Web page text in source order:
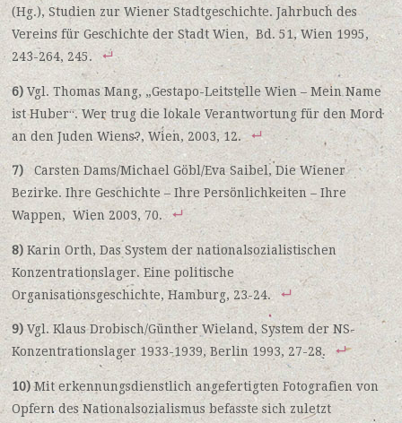
(Hg.), Studien zur Wiener Stadtgeschichte. Jahrbuch des
Vereins für Geschichte der Stadt Wien, Bd. 51, Wien 1995,
243-264, 245.
6) Vgl. Thomas Mang, „Gestapo-Leitstelle Wien – Mein Name
ist Huber“. Wer trug die lokale Verantwortung für den Mord
an den Juden Wiens?, Wien, 2003, 12.
7)Carsten Dams/Michael Göbl/Eva Saibel, Die Wiener
Bezirke. Ihre Geschichte – Ihre Persönlichkeiten – Ihre
Wappen, Wien 2003, 70.
8) Karin Orth, Das System der nationalsozialistischen
Konzentrationslager. Eine politische
Organisationsgeschichte, Hamburg, 23-24.
9) Vgl. Klaus Drobisch/Günther Wieland, System der NS-
Konzentrationslager 1933-1939, Berlin 1993, 27-28.
10)Mit erkennungsdienstlich angefertigten Fotografien von
Opfern des Nationalsozialismus befasste sich zuletzt